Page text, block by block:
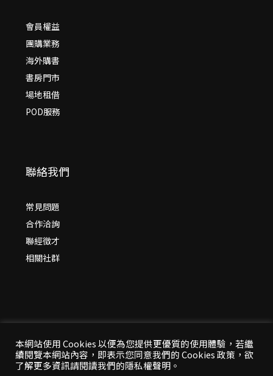
會員權益
團購業務
海外購書
書房門市
場地租借
POD服務
聯絡我們
常見問題
合作洽詢
聯經徵才
相關社群
© 2026 年聯經出版：思考，連結過去與未來
All Rights Reserved | 本站台資料為版權所有，非經同
本網站使用 Cookies 以便為您提供更優質的使用體驗，若繼
續閱覽本網站內容，即表示您同意我們的 Cookies 政策，欲
了解更多資訊請閱讀我們的隱私權聲明。